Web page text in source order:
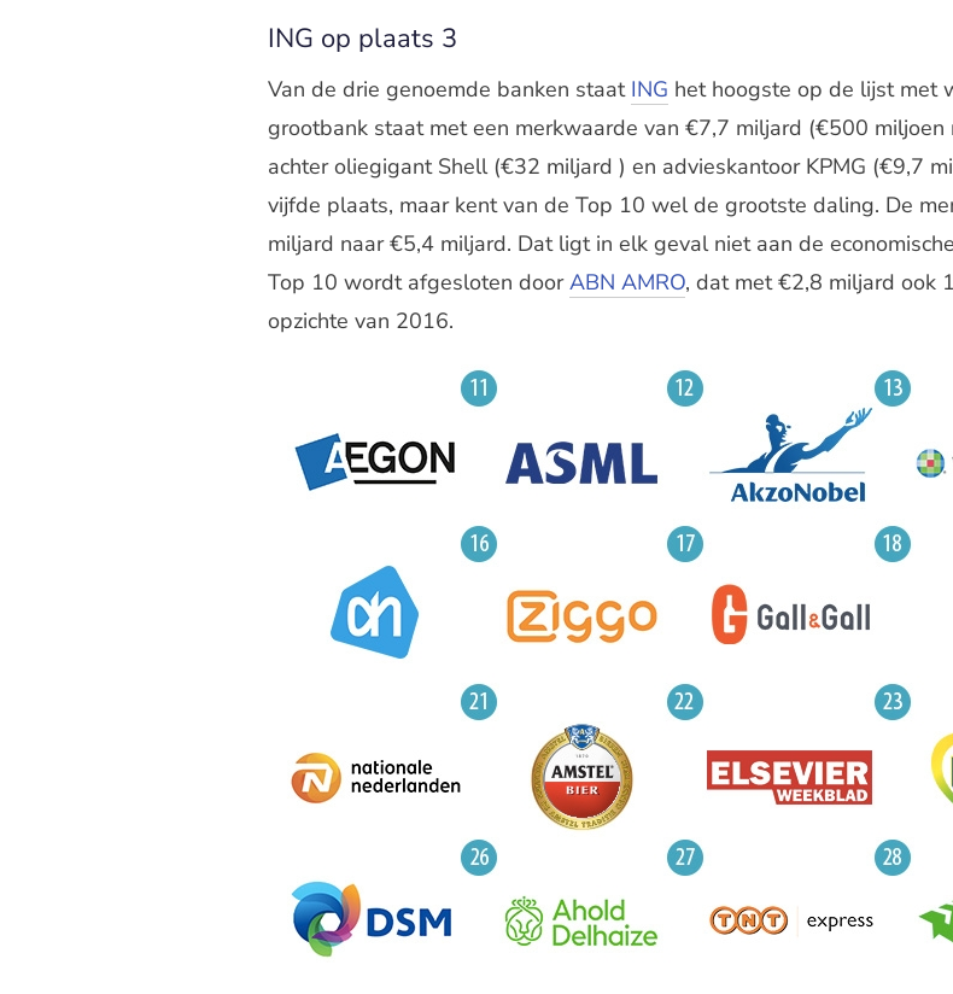
ING op plaats 3
Van de drie genoemde banken staat ING het hoogste op de lijst met
grootbank staat met een merkwaarde van €7,7 miljard (€500
achter oliegigant Shell (€32 miljard ) en advieskantoor KPMG (€9,7
vijfde plaats, maar kent van de Top 10 wel de grootste daling. De
miljard naar €5,4 miljard. Dat ligt in elk geval niet aan de
Top 10 wordt afgesloten doorABN AMRO, dat met €2,8 miljard ook
opzichte van 2016.